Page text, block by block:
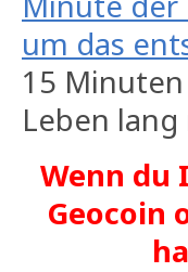
um das
15
Leben
Wenn du
Geocoin